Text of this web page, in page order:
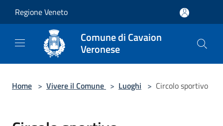
Regione Veneto
Comune di Cavaion
Veronese
Home > Vivere il Comune > Luoghi > Circolo sportivo